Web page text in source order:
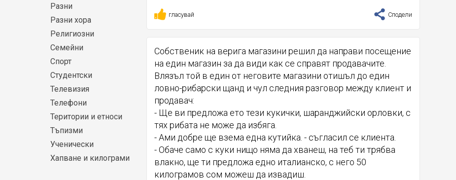
Разни
Разни хора
Религиозни
Семейни
Спорт
Студентски
Телевизия
Телефони
Територии и етноси
Тъпизми
Ученически
Хапване и килограми
гласувай Сподели
Собственик на верига магазини решил да направи посещение
на един магазин за да види как се справят продавачите.
Влязъл той в един от неговите магазини отишъл до един
ловно-рибарски щанд и чул следния разговор между клиент и
продавач:
- Ще ви предложа ето тези кукички, шаранджийски орловки, с
тях рибата не може да избяга.
- Ами добре ще взема една кутийка. - съгласил се клиента.
- Обаче само с куки нищо няма да хванеш, на теб ти трябва
влакно, ще ти предложа едно италианско, с него 50
килограмов сом можеш да извадиш.